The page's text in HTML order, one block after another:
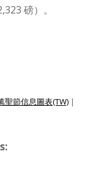
磅）。
聖節信息圖表(TW) |